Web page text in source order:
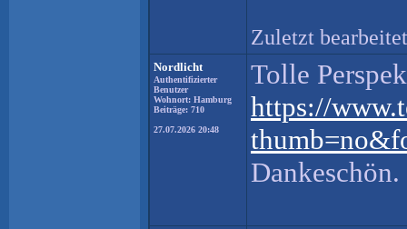
Zuletzt
Nordlicht
Authentifizierter
Benutzer
Wohnort: Hamburg
Beiträge: 710
27.07.2026 20:48
Tolle
https://
Dankeschön.